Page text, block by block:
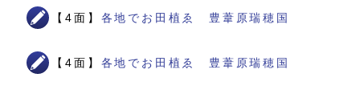
【4面】 各地でお田植ゑ 豊葦原瑞穂国
【4面】 各地でお田植ゑ 豊葦原瑞穂国